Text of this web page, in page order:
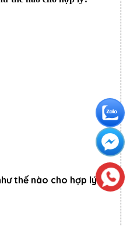
thế nào cho hợp lý?